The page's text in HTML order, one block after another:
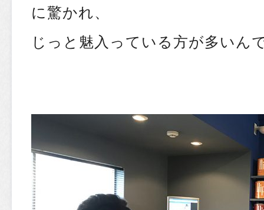
に驚かれ、
じっと魅入っている方が多いん